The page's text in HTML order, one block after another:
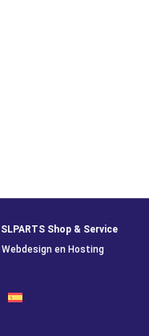
Shop & Service
en Hosting